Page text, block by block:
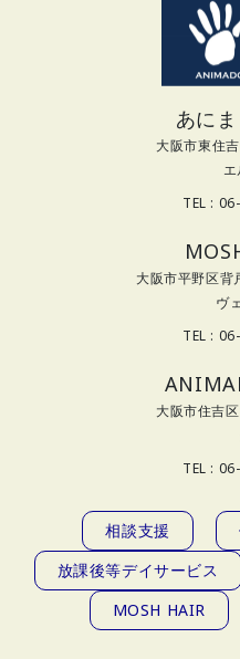
あに
大阪市東住
エルシ
TEL :
大阪市平野区
ヴェルデ
TEL :
大阪市住吉
グリ
TEL :
相談支援
放課後等デイサービス
MOSH HAIR